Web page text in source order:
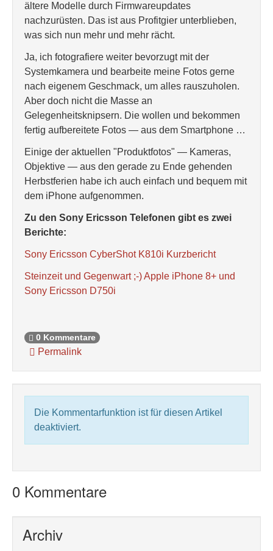
ältere Modelle durch Firmwareupdates
nachzurüsten. Das ist aus Profitgier unterblieben,
was sich nun mehr und mehr rächt.
Ja, ich fotografiere weiter bevorzugt mit der
Systemkamera und bearbeite meine Fotos gerne
nach eigenem Geschmack, um alles rauszuholen.
Aber doch nicht die Masse an
Gelegenheitsknipsern. Die wollen und bekommen
fertig aufbereitete Fotos — aus dem Smartphone …
Einige der aktuellen "Produktfotos" — Kameras,
Objektive — aus den gerade zu Ende gehenden
Herbstferien habe ich auch einfach und bequem mit
dem iPhone aufgenommen.
Zu den Sony Ericsson Telefonen gibt es zwei
Berichte:
Sony Ericsson CyberShot K810i Kurzbericht
Steinzeit und Gegenwart ;-) Apple iPhone 8+ und
Sony Ericsson D750i
0 Kommentare
Permalink
Die Kommentarfunktion ist für diesen Artikel
deaktiviert.
0 Kommentare
Archiv